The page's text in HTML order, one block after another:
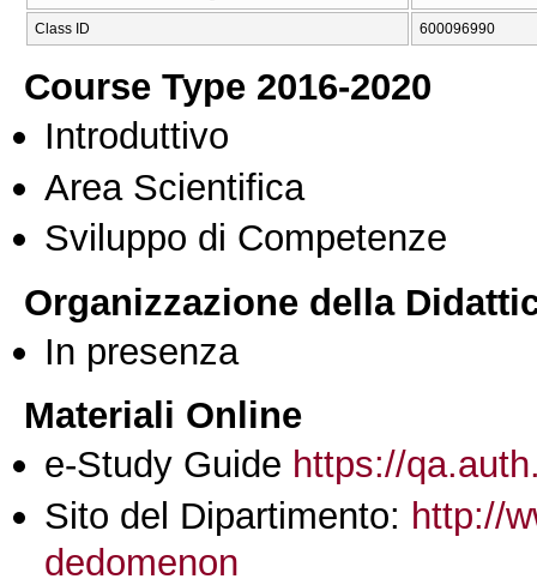
Class ID 600096990
Course Type 2016-2020
Introduttivo
Area Scientifica
Sviluppo di Competenze
Organizzazione della
In presenza
Materiali Online
e-Study Guide https://
Sito del Dipartimento: http://
dedomenon